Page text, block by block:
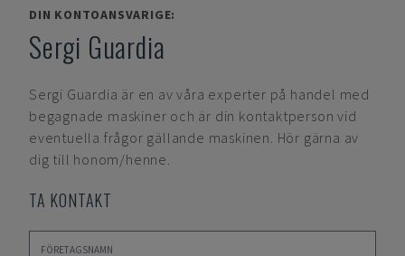
DIN KONTOANSVARIGE:
Sergi Guardia
Sergi Guardia är en av våra experter på handel med
begagnade maskiner och är din kontaktperson vid
eventuella frågor gällande maskinen. Hör gärna av
dig till honom/henne.
TA KONTAKT